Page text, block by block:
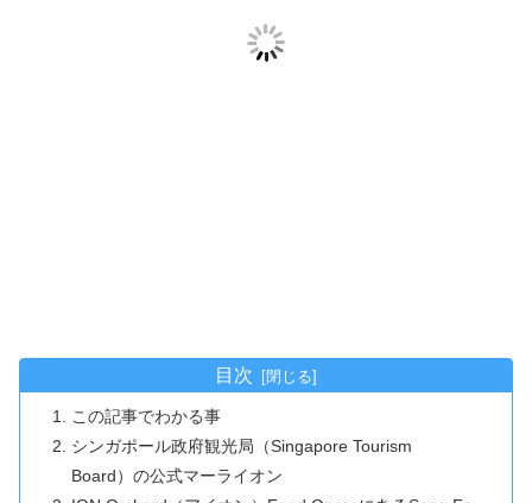
目次
この記事でわかる事
シンガポール政府観光局（Singapore Tourism
Board）の公式マーライオン